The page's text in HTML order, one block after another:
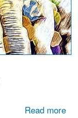
Read more